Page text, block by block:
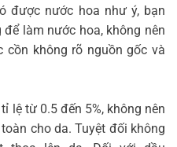
được nước hoa như ý, bạn
làm nước hoa, không nên
cồn không rõ nguồn gốc và
lệ từ 0.5 đến 5%, không nên
cho da. Tuyệt đối không